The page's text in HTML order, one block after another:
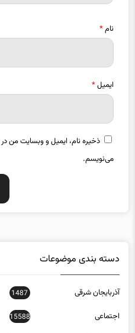
نام*
ایمیل*
ذخیره نام، ایمیل و وبسایت من در
می‌نویسم.
دسته بندی موضوعات
آذربایجان شرقی 1487
اجتماعی 15588